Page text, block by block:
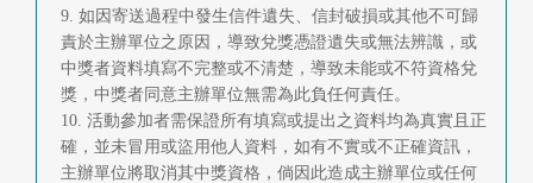
9. 如因寄送過程中發生信件遺失、信封破損或其他不可歸
責於主辦單位之原因，導致兌獎憑證遺失或無法辨識，或
中獎者資料填寫不完整或不清楚，導致未能或不符資格兌
獎，中獎者同意主辦單位無需為此負任何責任。
10. 活動參加者需保證所有填寫或提出之資料均為真實且正
確，並未冒用或盜用他人資料，如有不實或不正確資訊，
主辦單位將取消其中獎資格，倘因此造成主辦單位或任何